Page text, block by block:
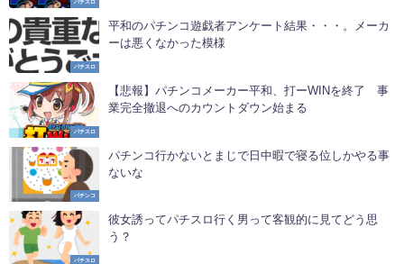
パチスロ
パチスロ
平和のパチンコ遊戯者アンケート結果・・・。メーカ
ーは悪くなかった模様
パチスロ
【悲報】パチンコメーカー平和、打ーWINを終了 事
業完全撤退へのカウントダウン始まる
パチンコ
パチンコ行かないとまじで日中暇で寝る位しかやる事
ないな
パチスロ
彼女誘ってパチスロ行く男って客観的に見てどう思
う？